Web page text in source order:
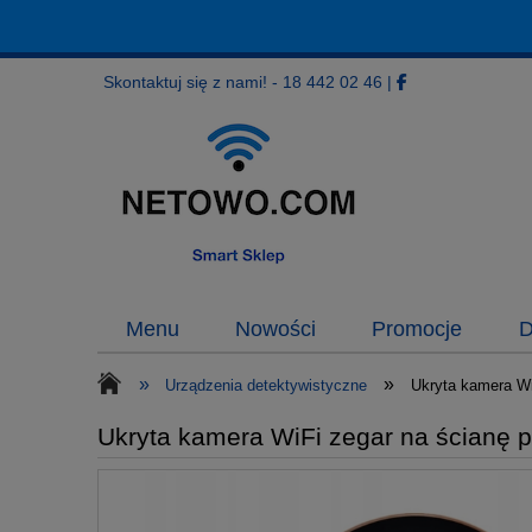
Skontaktuj się z nami! - 18 442 02 46 |
Menu Nowości Promocje
» Urządzenia detektywistyczne » Ukryta kamera
Ukryta kamera WiFi zegar na ścianę